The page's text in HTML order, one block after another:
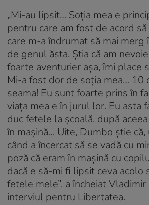
„Mi-au lipsit… Soția mea e
pentru care am fost de acord să
care m-a îndrumat să mai
de genul ăsta. Știa că am
foarte aventurier așa, îmi place
Mi-a fost dor de soția mea… 10
seama! Eu sunt foarte prins în
viața mea e în jurul lor. Eu asta
duc fetele la școală, după
în mașină… Uite, Dumbo știe
când a încercat să se vadă cu
poză că eram în mașină cu
dacă e să-mi fi lipsit ceva acolo
fetele mele”, a încheiat Vladimir
interviul pentru Libertatea.